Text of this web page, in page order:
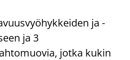
ja -
ja 3
jotka kukin